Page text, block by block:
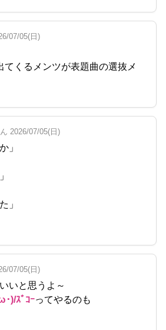
07/05(日)
てくるメンツが表題曲の選抜メ
2026/07/05(日)
」
」
07/05(日)
いと思うよ～
･)/ｽﾞｺｰってやるのも